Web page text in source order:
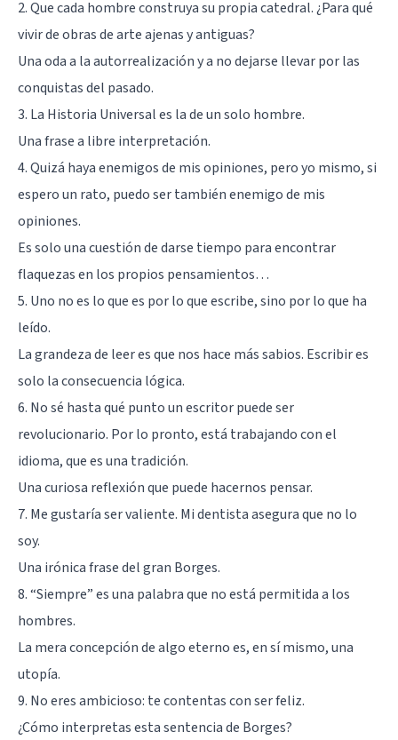
2. Que cada hombre construya su propia catedral. ¿Para qué
vivir de obras de arte ajenas y antiguas?
Una oda a laautorrealizacióny a no dejarse llevar por las
conquistas del pasado.
3. La Historia Universal es la de un solo hombre.
Una frase a libre interpretación.
4. Quizá haya enemigos de mis opiniones, pero yo mismo, si
espero un rato, puedo ser también enemigo de mis
opiniones.
Es solo una cuestión de darse tiempo para encontrar
flaquezas en los propios pensamientos…
5. Uno no es lo que es por lo que escribe, sino por lo que ha
leído.
La grandeza de leer es que nos hace más sabios. Escribir es
solo la consecuencia lógica.
6. No sé hasta qué punto un escritor puede ser
revolucionario. Por lo pronto, está trabajando con el
idioma, que es una tradición.
Una curiosa reflexión que puede hacernos pensar.
7. Me gustaría ser valiente. Mi dentista asegura que no lo
soy.
Una irónica frase del gran Borges.
8. “Siempre” es una palabra que no está permitida a los
hombres.
La mera concepción de algo eterno es, en sí mismo, una
utopía.
9. No eres ambicioso: te contentas con ser feliz.
¿Cómo interpretas esta sentencia de Borges?